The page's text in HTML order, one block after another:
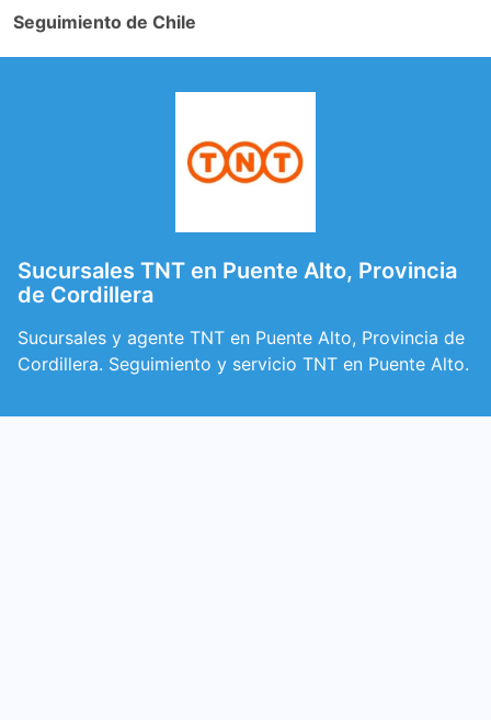
Seguimiento de Chile
Sucursales TNT en Puente Alto, Provincia
de Cordillera
Sucursales y agente TNT en Puente Alto, Provincia de
Cordillera. Seguimiento y servicio TNT en Puente Alto.